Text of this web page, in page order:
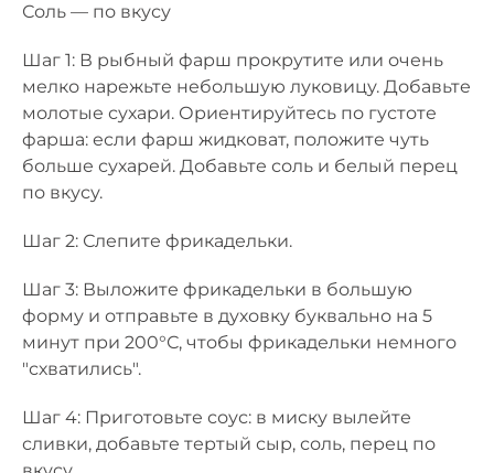
Соль — по вкусу
Шаг 1: В рыбный фарш прокрутите или очень
мелко нарежьте небольшую луковицу. Добавьте
молотые сухари. Ориентируйтесь по густоте
фарша: если фарш жидковат, положите чуть
больше сухарей. Добавьте соль и белый перец
по вкусу.
Шаг 2: Слепите фрикадельки.
Шаг 3: Выложите фрикадельки в большую
форму и отправьте в духовку буквально на 5
минут при 200°С, чтобы фрикадельки немного
"схватились".
Шаг 4: Приготовьте соус: в миску вылейте
сливки, добавьте тертый сыр, соль, перец по